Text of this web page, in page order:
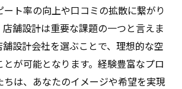
ト率の向上や口コミの拡散に繋がり
店舗設計は重要な課題の一つと言えま
設計会社を選ぶことで、理想的な空
が可能となります。経験豊富なプロ
ちは、あなたのイメージや希望を実現